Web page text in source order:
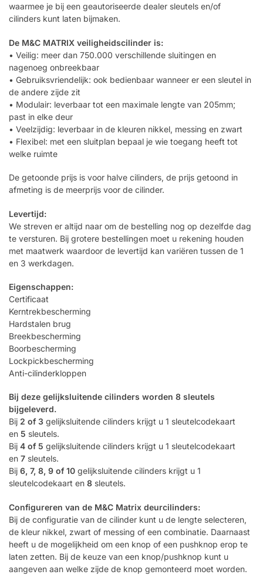
waarmee je bij een geautoriseerde dealer sleutels en/of
cilinders kunt laten bijmaken.
De M&C MATRIX veiligheidscilinder is:
• Veilig: meer dan 750.000 verschillende sluitingen en
nagenoeg onbreekbaar
• Gebruiksvriendelijk: ook bedienbaar wanneer er een sleutel in
de andere zijde zit
• Modulair: leverbaar tot een maximale lengte van 205mm;
past in elke deur
• Veelzijdig: leverbaar in de kleuren nikkel, messing en zwart
• Flexibel: met een sluitplan bepaal je wie toegang heeft tot
welke ruimte
De getoonde prijs is voor halve cilinders, de prijs getoond in
afmeting is de meerprijs voor de cilinder.
Levertijd:
We streven er altijd naar om de bestelling nog op dezelfde dag
te versturen. Bij grotere bestellingen moet u rekening houden
met maatwerk waardoor de levertijd kan variëren tussen de 1
en 3 werkdagen.
Eigenschappen:
Certificaat
Kerntrekbescherming
Hardstalen brug
Breekbescherming
Boorbescherming
Lockpickbescherming
Anti-cilinderkloppen
Bij deze gelijksluitende cilinders worden 8 sleutels
bijgeleverd.
Bij 2 of 3 gelijksluitende cilinders krijgt u 1 sleutelcodekaart
en 5 sleutels.
Bij 4 of 5 gelijksluitende cilinders krijgt u 1 sleutelcodekaart
en 7 sleutels.
Bij 6, 7, 8, 9 of 10 gelijksluitende cilinders krijgt u 1
sleutelcodekaart en 8 sleutels.
Configureren van de M&C Matrix deurcilinders:
Bij de configuratie van de cilinder kunt u de lengte selecteren,
de kleur nikkel, zwart of messing of een combinatie. Daarnaast
heeft u de mogelijkheid om een knop of een pushknop erop te
laten zetten. Bij de keuze van een knop/pushknop kunt u
aangeven aan welke zijde de knop gemonteerd moet worden.